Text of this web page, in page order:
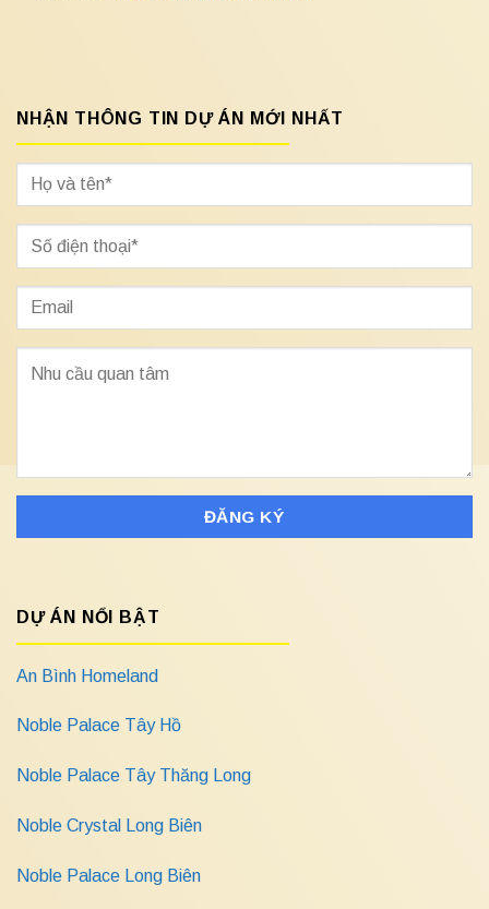
NHẬN THÔNG TIN DỰ ÁN MỚI NHẤT
DỰ ÁN NỔI BẬT
An Bình Homeland
Noble Palace Tây Hồ
Noble Palace Tây Thăng Long
Noble Crystal Long Biên
Noble Palace Long Biên